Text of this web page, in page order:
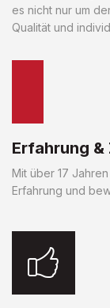
es nicht nur um
Qualität und
Erfahrung
Mit über 17
Erfahrung und